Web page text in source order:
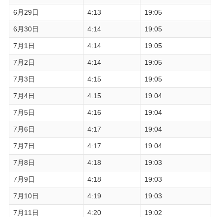
6月29日 4:13 19:05
6月30日 4:14 19:05
7月1日 4:14 19:05
7月2日 4:14 19:05
7月3日 4:15 19:05
7月4日 4:15 19:04
7月5日 4:16 19:04
7月6日 4:17 19:04
7月7日 4:17 19:04
7月8日 4:18 19:03
7月9日 4:18 19:03
7月10日 4:19 19:03
7月11日 4:20 19:02